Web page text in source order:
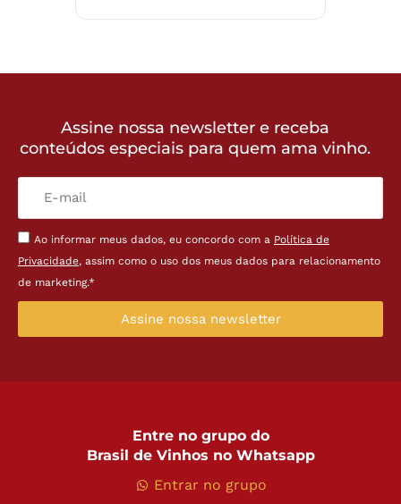
Assine nossa newsletter e receba
conteúdos especiais para quem ama vinho.
Ao informar meus dados, eu concordo com a Política de
Privacidade, assim como o uso dos meus dados para relacionamento
de marketing.*
Assine nossa newsletter
Entre no grupo do
Brasil de Vinhos no Whatsapp
Entrar no grupo